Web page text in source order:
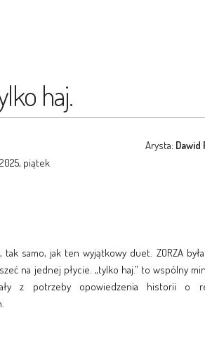
haj.
piątek
Arysta: Dawid
tak samo, jak ten wyjątkowy duet. ZORZA
na jednej płycie. „tylko haj.” to wspólny
z potrzeby opowiedzenia historii o